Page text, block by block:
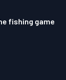
fishing game